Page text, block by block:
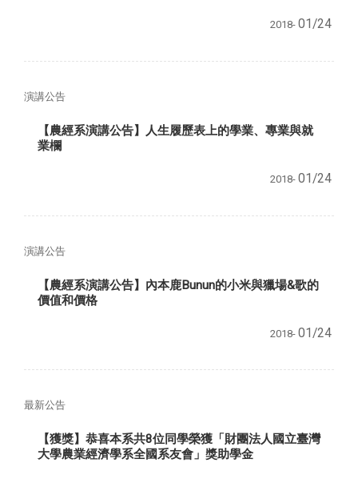
2018- 01/24
演講公告
【農經系演講公告】人生履歷表上的學業、專業與就
業欄
2018- 01/24
演講公告
【農經系演講公告】內本鹿Bunun的小米與獵場&歌的
價值和價格
2018- 01/24
最新公告
【獲獎】恭喜本系共8位同學榮獲「財團法人國立臺灣
大學農業經濟學系全國系友會」獎助學金